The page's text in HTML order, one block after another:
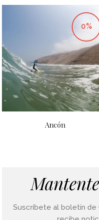
0%
Ancón
Mantente
Suscríbete al boletín de